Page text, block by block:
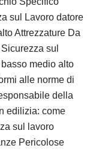
sul Lavoro datore
Attrezzature Da
sul
medio alto
alle norme di
della
edilizia: come
sul lavoro
Pericolose